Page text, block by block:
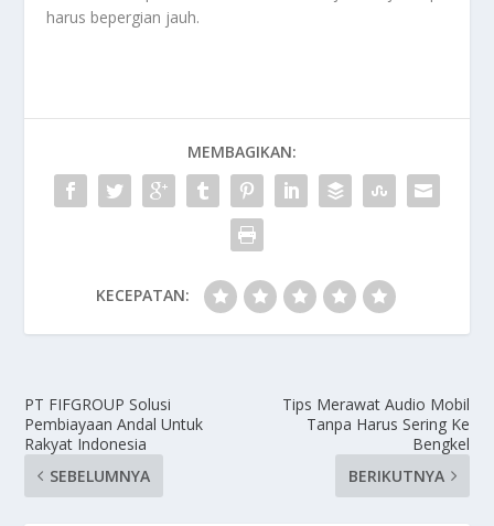
harus bepergian jauh.
MEMBAGIKAN:
KECEPATAN:
PT FIFGROUP Solusi
Pembiayaan Andal Untuk
Rakyat Indonesia
SEBELUMNYA
Tips Merawat Audio Mobil
Tanpa Harus Sering Ke
Bengkel
BERIKUTNYA